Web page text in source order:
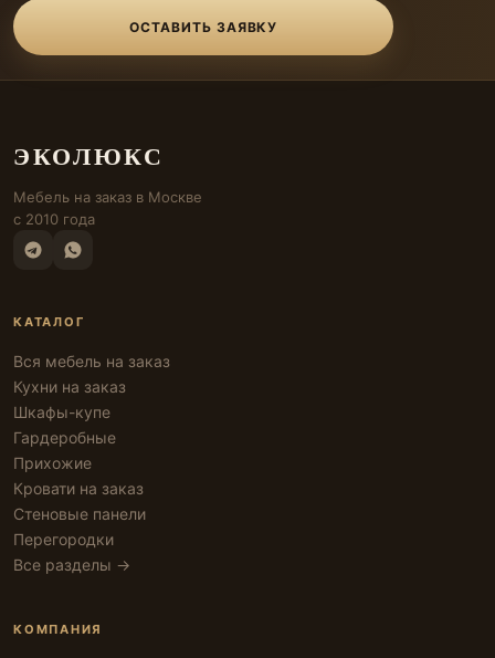
ОСТАВИТЬ ЗАЯВКУ
ЭКОЛЮКС
Мебель на заказ в Москве
с 2010 года
КАТАЛОГ
Вся мебель на заказ
Кухни на заказ
Шкафы-купе
Гардеробные
Прихожие
Кровати на заказ
Стеновые панели
Перегородки
Все разделы →
КОМПАНИЯ